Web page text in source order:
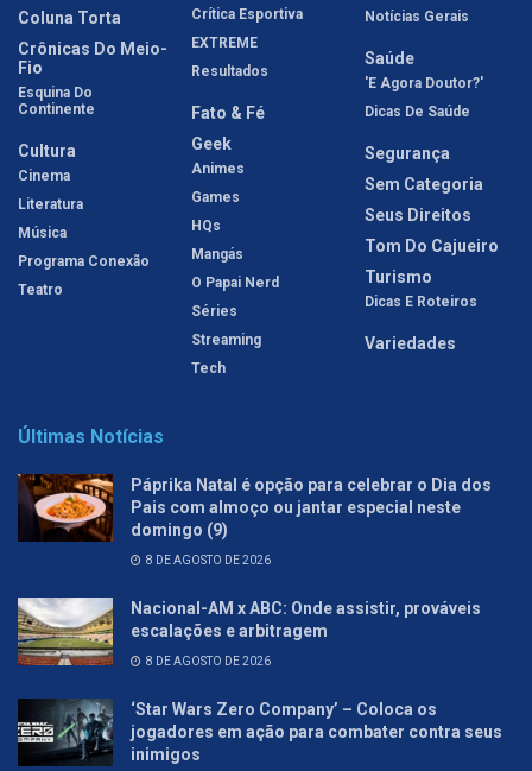
Coluna Torta
Crônicas Do Meio-
Fio
Esquina Do
Continente
Cultura
Cinema
Literatura
Música
Programa Conexão
Teatro
Crítica Esportiva
EXTREME
Resultados
Fato & Fé
Geek
Animes
Games
HQs
Mangás
O Papai Nerd
Séries
Streaming
Tech
Notícias Gerais
Saúde
'E Agora Doutor?'
Dicas De Saúde
Segurança
Sem Categoria
Seus Direitos
Tom Do Cajueiro
Turismo
Dicas E Roteiros
Variedades
Últimas Notícias
Páprika Natal é opção para celebrar o Dia dos
Pais com almoço ou jantar especial neste
domingo (9)
8 DE AGOSTO DE 2026
Nacional-AM x ABC: Onde assistir, prováveis
escalações e arbitragem
8 DE AGOSTO DE 2026
‘Star Wars Zero Company’ – Coloca os
jogadores em ação para combater contra seus
inimigos